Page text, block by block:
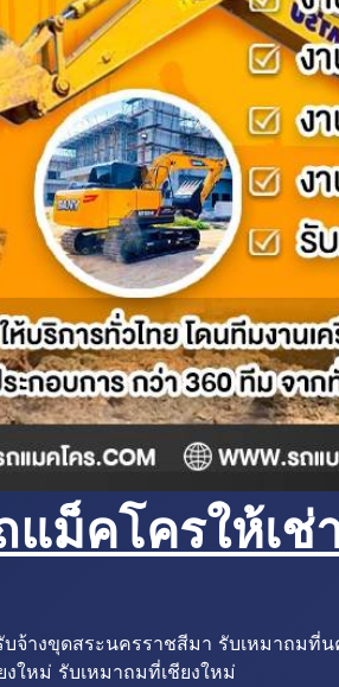
แม็คโครให้เช่
จ้างขุดสระนครราชสีมา รับเหมาถมที่
งใหม่ รับเหมาถมที่เชียงใหม่